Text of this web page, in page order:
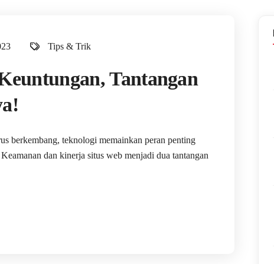
Tips & Trik
Tantangan
berkembang, teknologi memainkan peran penting
dan kinerja situs web menjadi dua tantangan